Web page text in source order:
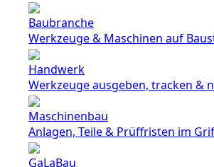
Baubranche
Werkzeuge & Maschinen auf
Handwerk
Werkzeuge ausgeben, tracken &
Maschinenbau
Anlagen, Teile & Prüffristen im
GaLaBau